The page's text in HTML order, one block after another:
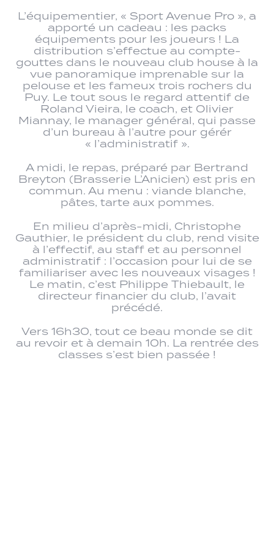
L’équipementier, « Sport Avenue Pro », a
apporté un cadeau : les packs
équipements pour les joueurs ! La
distribution s’effectue au compte-
gouttes dans le nouveau club house à la
vue panoramique imprenable sur la
pelouse et les fameux trois rochers du
Puy. Le tout sous le regard attentif de
Roland Vieira, le coach, et Olivier
Miannay, le manager général, qui passe
d’un bureau à l’autre pour gérér
« l’administratif ».
A midi, le repas, préparé par Bertrand
Breyton (Brasserie L’Anicien) est pris en
commun. Au menu : viande blanche,
pâtes, tarte aux pommes.
En milieu d’après-midi, Christophe
Gauthier, le président du club, rend visite
à l’effectif, au staff et au personnel
administratif : l’occasion pour lui de se
familiariser avec les nouveaux visages !
Le matin, c’est Philippe Thiebault, le
directeur financier du club, l’avait
précédé.
Vers 16h30, tout ce beau monde se dit
au revoir et à demain 10h. La rentrée des
classes s’est bien passée !